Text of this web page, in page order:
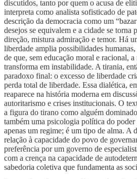
discutidos, tanto por quem o acusa de
interpreta como analista sofisticado de
descrição da democracia como um
desejos se equivalem e a cidade se torna
direção, mistura admiração e temor. Há
liberdade amplia possibilidades
de que, sem educação moral e racional,
transforma em instabilidade. A tirania,
paradoxo final: o excesso de liberdade
perda total de liberdade. Essa dialética,
reaparece na história moderna em
autoritarismo e crises institucionais. O
a figura do tirano como alguém
também uma psicologia política do
apenas um regime; é um tipo de alma. A
relação à capacidade do povo de
preferência por um governo de
com a crença na capacidade de
sabedoria coletiva que fundamenta as